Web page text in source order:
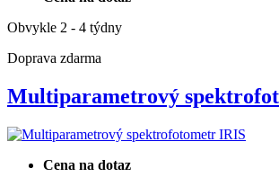
Obvykle 2 - 4 týdny
Doprava zdarma
Multiparametrový
Cena na dotaz